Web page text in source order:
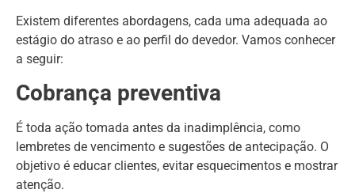
Existem diferentes abordagens, cada uma adequada ao
estágio do atraso e ao perfil do devedor. Vamos conhecer
a seguir:
Cobrança preventiva
É toda ação tomada antes da inadimplência, como
lembretes de vencimento e sugestões de antecipação. O
objetivo é educar clientes, evitar esquecimentos e mostrar
atenção.